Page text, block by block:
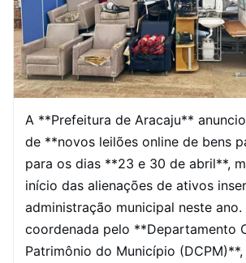
A **Prefeitura de Aracaju**
de **novos leilões online de bens
para os dias **23 e 30 de abril**,
início das alienações de ativos
administração municipal neste
coordenada pelo **Departamento
Patrimônio do Município